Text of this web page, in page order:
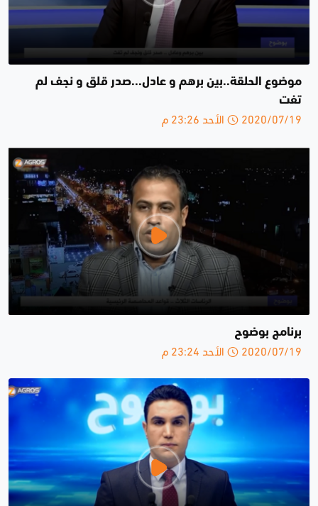
موضوع الحلقة..بين برهم و عادل...صدر قلق و نجف لم
تفت
2020/07/19 الأحد 23:26 م
برنامج بوضوح
2020/07/19 الأحد 23:24 م